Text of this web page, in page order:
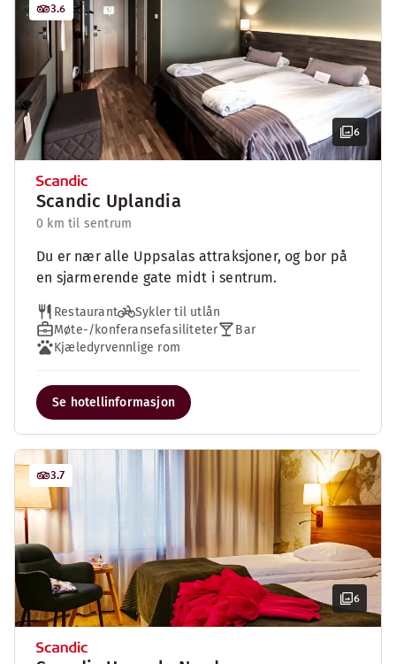
6
3.6
Scandic Uplandia
0 km til sentrum
Du er nær alle Uppsalas attraksjoner, og bor på
en sjarmerende gate midt i sentrum.
Restaurant
Sykler til utlån
Møte-/konferansefasiliteter
Bar
Kjæledyrvennlige rom
Se hotellinformasjon
6
3.7